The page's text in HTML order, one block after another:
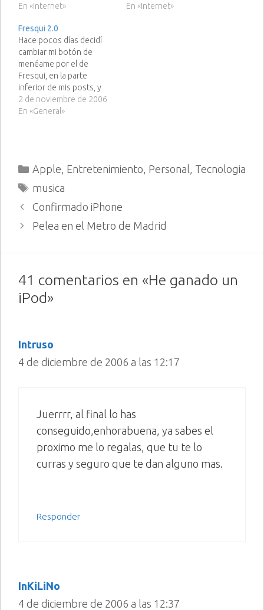
posiblemente hasta final
siente culpable por
haberse llevado él el iPod
del concurso
compuntoes el pasado
Lunes y en…
En «Internet»
noticias más interesantes
En «Internet»
Fresqui 2.0
Hace pocos días decidí
cambiar mi botón de
menéame por el de
Fresqui, en la parte
inferior de mis posts, y
ahora fresqui, al ver que
me he decantado por
2.0 ;) Pues bien,…
2 de noviembre de 2006
En «General»
Categorías
Apple, Entretenimiento, Personal, Tecnologia
Etiquetas
musica
Confirmado iPhone
Pelea en el Metro de Madrid
41 comentarios en «He ganado un
iPod»
Intruso
4 de diciembre de 2006 a las 12:17
Juerrrr, al final lo has
conseguido,enhorabuena, ya sabes el
proximo me lo regalas, que tu te lo
curras y seguro que te dan alguno mas.
Responder
InKiLiNo
4 de diciembre de 2006 a las 12:37